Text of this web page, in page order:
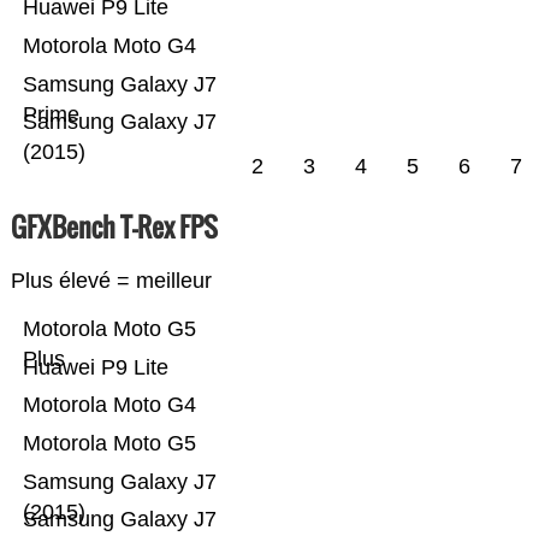
Samsung Galaxy J7
(2015)
Samsung Galaxy J7
Prime
Motorola Moto G4
Huawei P9 Lite
2 3 4 5 6 7
GFXBench T-Rex FPS
Plus élevé = meilleur
Samsung Galaxy J7
Samsung Galaxy J7
(2015)
Motorola Moto G5
Motorola Moto G4
Huawei P9 Lite
Motorola Moto G5
Plus